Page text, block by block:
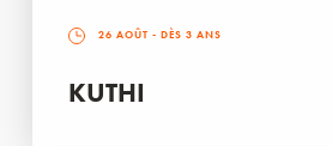
26 AOÛT - DÈS 3 ANS
KUTHI